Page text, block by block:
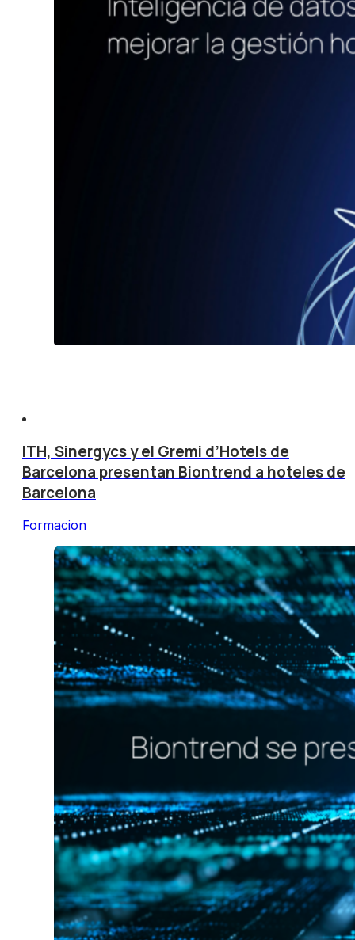
ITH, Sinergycs y el Gremi d’Hotels de
Barcelona presentan Biontrend a hoteles de
Barcelona
Formacion